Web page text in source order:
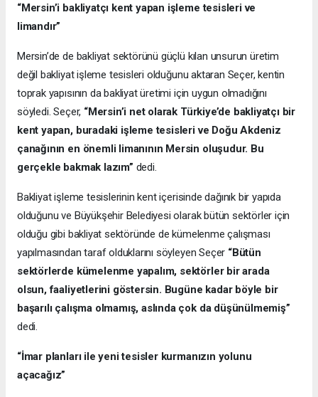
“Mersin’i bakliyatçı kent yapan işleme tesisleri ve
limandır”
Mersin’de de bakliyat sektörünü güçlü kılan unsurun üretim
değil bakliyat işleme tesisleri olduğunu aktaran Seçer, kentin
toprak yapısının da bakliyat üretimi için uygun olmadığını
söyledi. Seçer, “Mersin’i net olarak Türkiye’de bakliyatçı bir
kent yapan, buradaki işleme tesisleri ve Doğu Akdeniz
çanağının en önemli limanının Mersin oluşudur. Bu
gerçekle bakmak lazım” dedi.
Bakliyat işleme tesislerinin kent içerisinde dağınık bir yapıda
olduğunu ve Büyükşehir Belediyesi olarak bütün sektörler için
olduğu gibi bakliyat sektöründe de kümelenme çalışması
yapılmasından taraf olduklarını söyleyen Seçer “Bütün
sektörlerde kümelenme yapalım, sektörler bir arada
olsun, faaliyetlerini göstersin. Bugüne kadar böyle bir
başarılı çalışma olmamış, aslında çok da düşünülmemiş”
dedi.
“İmar planları ile yeni tesisler kurmanızın yolunu
açacağız”